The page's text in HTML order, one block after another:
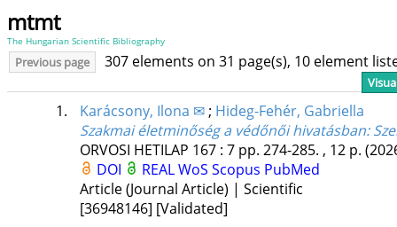
mtmt
The Hungarian Scientific Bibliography
Previous page 307 elements on 31 page(s), 10 element
1. Karácsony, Ilona ✉; Hideg-Fehér, Gabriella
Szakmai életminőség a védőnői hivatásban:
ORVOSI HETILAP 167: 7 pp. 274-285. , 12 p.
DOI
REALWoS Scopus PubMed
Article (Journal Article) | Scientific
[36948146] [Validated]